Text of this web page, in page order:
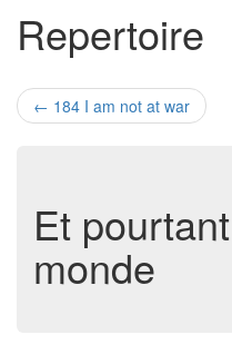
Repertoire
← 184 I am not at war
Et
monde